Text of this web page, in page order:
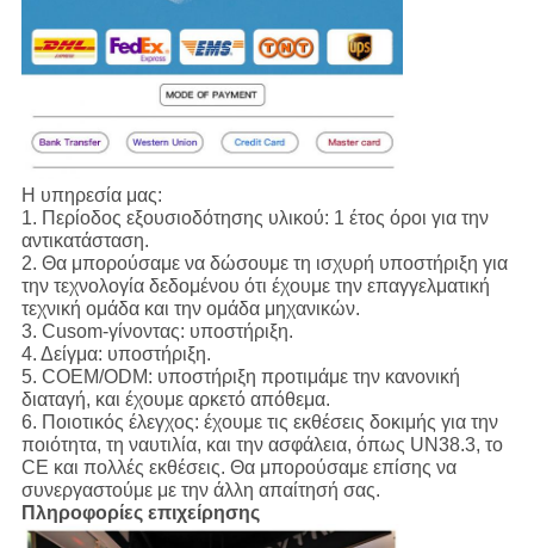
Η υπηρεσία μας:
1. Περίοδος εξουσιοδότησης υλικού: 1 έτος όροι για την
αντικατάσταση.
2. Θα μπορούσαμε να δώσουμε τη ισχυρή υποστήριξη για
την τεχνολογία δεδομένου ότι έχουμε την επαγγελματική
τεχνική ομάδα και την ομάδα μηχανικών.
3. Cusom-γίνοντας: υποστήριξη.
4. Δείγμα: υποστήριξη.
5. COEM/ODM: υποστήριξη προτιμάμε την κανονική
διαταγή, και έχουμε αρκετό απόθεμα.
6. Ποιοτικός έλεγχος: έχουμε τις εκθέσεις δοκιμής για την
ποιότητα, τη ναυτιλία, και την ασφάλεια, όπως UN38.3, το
CE και πολλές εκθέσεις. Θα μπορούσαμε επίσης να
συνεργαστούμε με την άλλη απαίτησή σας.
Πληροφορίες επιχείρησης